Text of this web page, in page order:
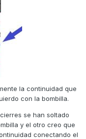
quemado, así
más, ya tendrás
la continuidad que
con la bombilla.
se han soltado
y el otro creo que
conectando el